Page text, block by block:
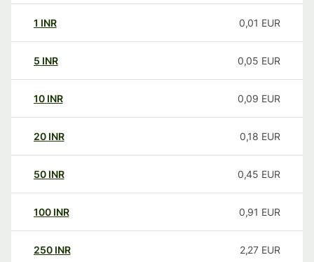
1 INR 0,01 EUR
5 INR 0,05 EUR
10 INR 0,09 EUR
20 INR 0,18 EUR
50 INR 0,45 EUR
100 INR 0,91 EUR
250 INR 2,27 EUR